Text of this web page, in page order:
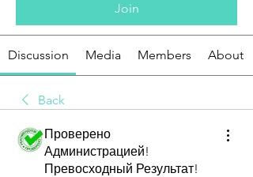
Join
Discussion Media Members About
Back
Проверено
Администрацией!
Превосходный Результат!